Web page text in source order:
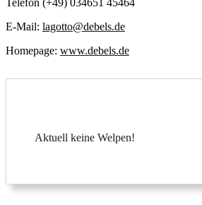
Telefon (+49) 034651 45464
E-Mail: lagotto@debels.de
Homepage: www.debels.de
Aktuell keine Welpen!